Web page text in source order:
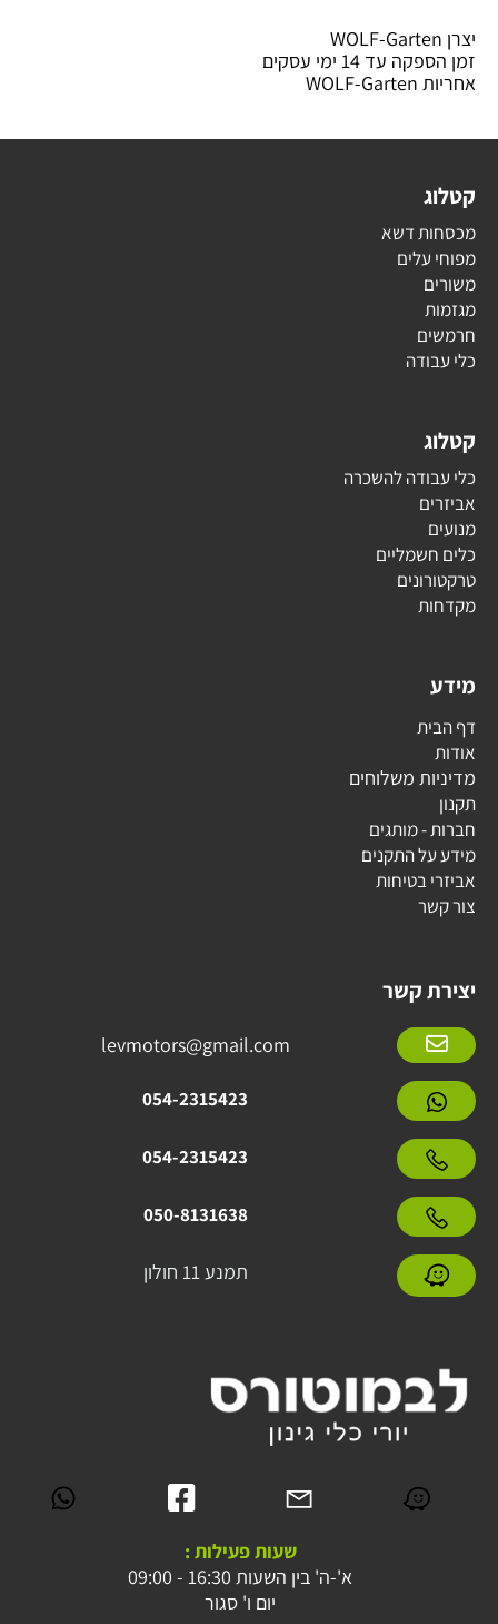
יצרן WOLF-Garten
זמן הספקה עד 14 ימי עסקים
אחריות WOLF-Garten
קטלוג
מכסחות דשא
מפוחי עלים
משורים
מגזמות
חרמשים
כלי עבודה
קטלוג
כלי עבודה להשכרה
אביזרים
מנועים
כלים חשמליים
טרקטורונים
מקדחות
מידע
דף הבית
אודות
מדיניות משלוחים
תקנון
חברות - מותגים
מידע על התקנים
אביזרי בטיחות
צור קשר
יצירת קשר
levmotors@gmail.com
054-2315423
054-2315423
050-8131638
תמנע 11 חולון
שעות פעילות :
א'-ה' בין השעות 16:30 - 09:00
יום ו' סגור